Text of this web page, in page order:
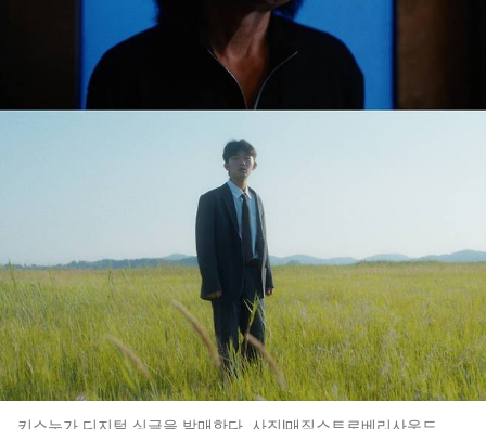
키스누가 디지털 싱글을 발매한다. 사진l매직스트로베리사운드